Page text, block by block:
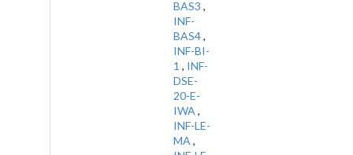
BAS3 ,
INF-
BAS4,
INF-BI-
1 , INF-
DSE-
20-E-
IWA ,
INF-LE-
MA ,